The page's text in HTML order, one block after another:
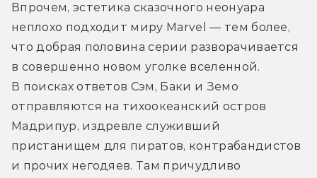
Впрочем, эстетика сказочного неонуара
неплохо подходит миру Marvel — тем более,
что добрая половина серии разворачивается
в совершенно новом уголке вселенной.
В поисках ответов Сэм, Баки и Земо
отправляются на тихоокеанский остров
Мадрипур, издревле служивший
пристанищем для пиратов, контрабандистов
и прочих негодяев. Там причудливо